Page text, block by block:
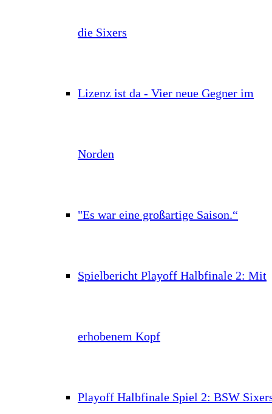
die Sixers
Lizenz ist da - Vier neue Gegner im
Norden
"Es war eine großartige Saison.“
Spielbericht Playoff Halbfinale 2: Mit
erhobenem Kopf
Playoff Halbfinale Spiel 2: BSW